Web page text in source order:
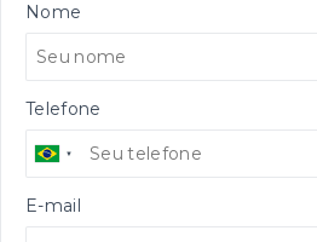
Nome
Telefone
E-mail